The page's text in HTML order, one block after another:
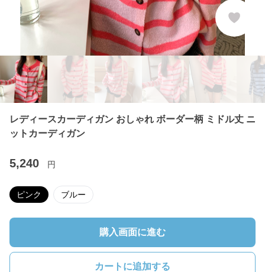
レディースカーディガン おしゃれ ボーダー柄 ミドル丈 ニ
ットカーディガン
5,240 円
ピンク ブルー
購入画面に進む
カートに追加する